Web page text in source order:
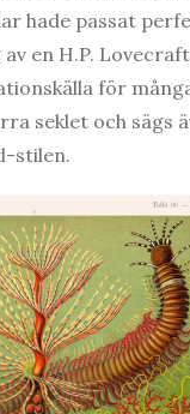
hade passat
en H.P.
för
seklet och sägs
stilen.